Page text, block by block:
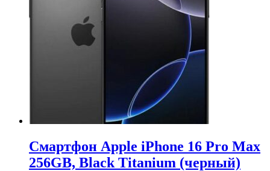
Смартфон Apple iPhone 16 Pro Max
256GB, Black Titanium (черный)